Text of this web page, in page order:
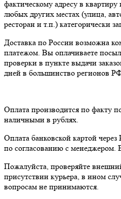
фактическому адресу в
любых других местах (улица,
ресторан и т.п.) категорически
Доставка по России возможна
платежом. Вы оплачиваете
проверки в пункте выдачи
дней в большинство регионов
Оплата производится по факту
наличными в рублях.
Оплата банковской картой
по согласованию с менеджером.
Пожалуйста, проверяйте
присутствии курьера, в ином
вопросам не принимаются.